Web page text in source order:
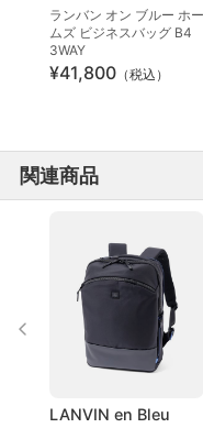
ランバン オン ブルー ホー
ムズ ビジネスバッグ B4
3WAY
¥41,800 （税込）
関連商品
LANVIN en Bleu